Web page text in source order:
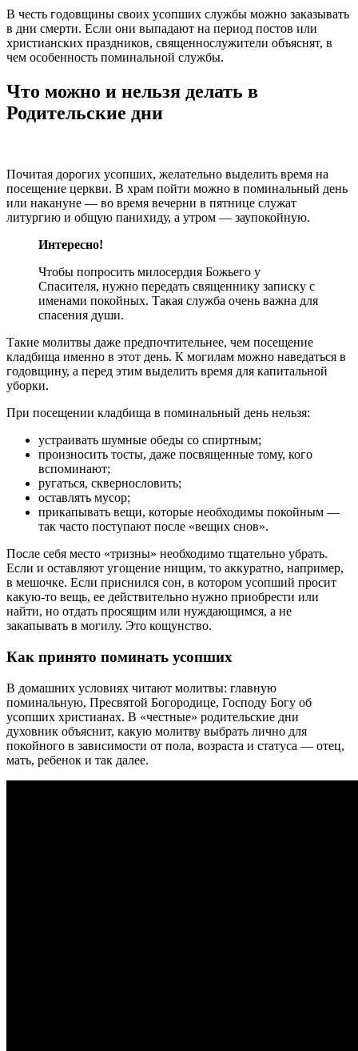
В честь годовщины своих усопших службы можно заказывать
в дни смерти. Если они выпадают на период постов или
христианских праздников, священнослужители объяснят, в
чем особенность поминальной службы.
Что можно и нельзя делать в
Родительские дни
Почитая дорогих усопших, желательно выделить время на
посещение церкви. В храм пойти можно в поминальный день
или накануне — во время вечерни в пятнице служат
литургию и общую панихиду, а утром — заупокойную.
Интересно!
Чтобы попросить милосердия Божьего у
Спасителя, нужно передать священнику записку с
именами покойных. Такая служба очень важна для
спасения души.
Такие молитвы даже предпочтительнее, чем посещение
кладбища именно в этот день. К могилам можно наведаться в
годовщину, а перед этим выделить время для капитальной
уборки.
При посещении кладбища в поминальный день нельзя:
устраивать шумные обеды со спиртным;
произносить тосты, даже посвященные тому, кого
вспоминают;
ругаться, сквернословить;
оставлять мусор;
прикапывать вещи, которые необходимы покойным —
так часто поступают после «вещих снов».
После себя место «тризны» необходимо тщательно убрать.
Если и оставляют угощение нищим, то аккуратно, например,
в мешочке. Если приснился сон, в котором усопший просит
какую-то вещь, ее действительно нужно приобрести или
найти, но отдать просящим или нуждающимся, а не
закапывать в могилу. Это кощунство.
Как принято поминать усопших
В домашних условиях читают молитвы: главную
поминальную, Пресвятой Богородице, Господу Богу об
усопших христианах. В «честные» родительские дни
духовник объяснит, какую молитву выбрать лично для
покойного в зависимости от пола, возраста и статуса — отец,
мать, ребенок и так далее.